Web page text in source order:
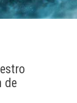
de